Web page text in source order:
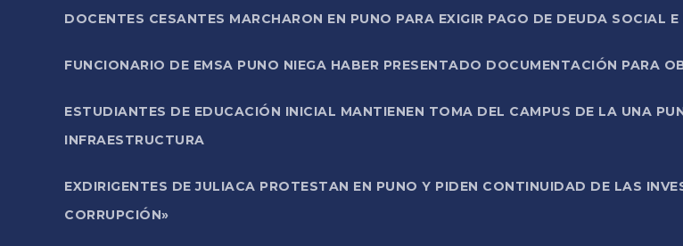
DOCENTES CESANTES MARCHARON EN PUNO PARA EXIGIR PAGO DE DEUDA SOCIAL
FUNCIONARIO DE EMSA PUNO NIEGA HABER PRESENTADO DOCUMENTACIÓN PARA
ESTUDIANTES DE EDUCACIÓN INICIAL MANTIENEN TOMA DEL CAMPUS DE LA UNA
INFRAESTRUCTURA
EXDIRIGENTES DE JULIACA PROTESTAN EN PUNO Y PIDEN CONTINUIDAD DE LAS
CORRUPCIÓN»